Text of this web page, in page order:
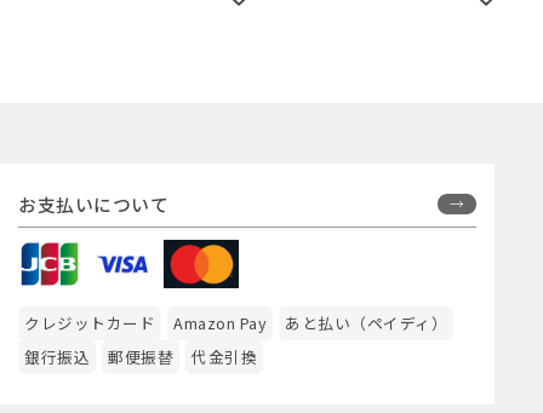
お支払いについて
クレジットカード Amazon Pay
あと払い（ペイディ）
銀行振込
郵便振替 代金引換